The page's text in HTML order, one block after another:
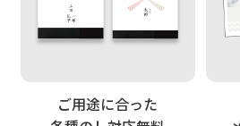
ご用途に合った